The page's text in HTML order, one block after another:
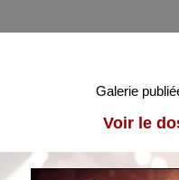
Galerie
Voir le